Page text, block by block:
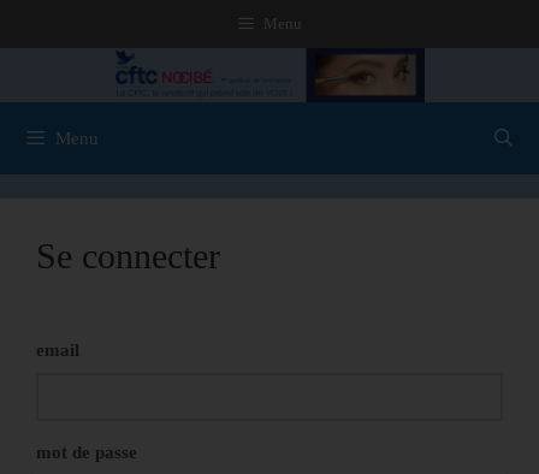
Menu
Menu
Se connecter
email
mot de passe